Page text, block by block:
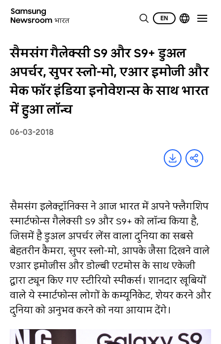
EN
सैमसंग गैलेक्सी S9 और S9+ डुअल
अपर्चर, सुपर स्लो-मो, एआर इमोजी और
मेक फॉर इंडिया इनोवेशन्स के साथ भारत
में हुआ लॉन्च
06-03-2018
सैमसंग इलेक्ट्रॉनिक्स ने आज भारत में अपने फ्लैगशिप
स्मार्टफोन्स गैलेक्सी S9 और S9+ को लॉन्च किया है,
जिसमें है डुअल अपर्चर लेंस वाला दुनिया का सबसे
बेहतरीन कैमरा, सुपर स्लो-मो, आपके जैसा दिखने वाले
एआर इमोजीस और डोल्बी एटमोस के साथ एकेजी
द्वारा ट्यून किए गए स्टीरियो स्पीकर्स। शानदार खूबियों
वाले ये स्मार्टफोन्स लोगों के कम्यूनिेकेट, शेयर करने और
दुनिया को अनुभव करने को नया आयाम देंगे।